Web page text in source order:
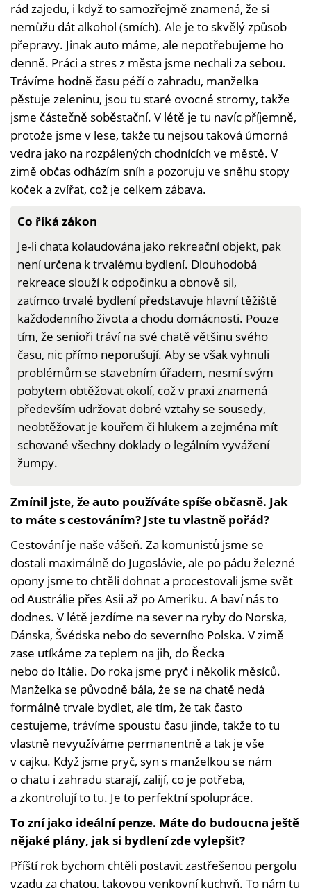
rád zajedu, i když to samozřejmě znamená, že si
nemůžu dát alkohol (smích). Ale je to skvělý způsob
přepravy. Jinak auto máme, ale nepotřebujeme ho
denně. Práci a stres z města jsme nechali za sebou.
Trávíme hodně času péčí o zahradu, manželka
pěstuje zeleninu, jsou tu staré ovocné stromy, takže
jsme částečně soběstační. V létě je tu navíc příjemně,
protože jsme v lese, takže tu nejsou taková úmorná
vedra jako na rozpálených chodnících ve městě. V
zimě občas odházím sníh a pozoruju ve sněhu stopy
koček a zvířat, což je celkem zábava.
Co říká zákon
Je-li chata kolaudována jako rekreační objekt, pak
není určena k trvalému bydlení. Dlouhodobá
rekreace slouží k odpočinku a obnově sil,
zatímco trvalé bydlení představuje hlavní těžiště
každodenního života a chodu domácnosti. Pouze
tím, že senioři tráví na své chatě většinu svého
času, nic přímo neporušují. Aby se však vyhnuli
problémům se stavebním úřadem, nesmí svým
pobytem obtěžovat okolí, což v praxi znamená
především udržovat dobré vztahy se sousedy,
neobtěžovat je kouřem či hlukem a zejména mít
schované všechny doklady o legálním vyvážení
žumpy.
Zmínil jste, že auto používáte spíše občasně. Jak
to máte s cestováním? Jste tu vlastně pořád?
Cestování je naše vášeň. Za komunistů jsme se
dostali maximálně do Jugoslávie, ale po pádu železné
opony jsme to chtěli dohnat a procestovali jsme svět
od Austrálie přes Asii až po Ameriku. A baví nás to
dodnes. V létě jezdíme na sever na ryby do Norska,
Dánska, Švédska nebo do severního Polska. V zimě
zase utíkáme za teplem na jih, do Řecka
nebo do Itálie. Do roka jsme pryč i několik měsíců.
Manželka se původně bála, že se na chatě nedá
formálně trvale bydlet, ale tím, že tak často
cestujeme, trávíme spoustu času jinde, takže to tu
vlastně nevyužíváme permanentně a tak je vše
v cajku. Když jsme pryč, syn s manželkou se nám
o chatu i zahradu starají, zalijí, co je potřeba,
a zkontrolují to tu. Je to perfektní spolupráce.
To zní jako ideální penze. Máte do budoucna ještě
nějaké plány, jak si bydlení zde vylepšit?
Příští rok bychom chtěli postavit zastřešenou pergolu
vzadu za chatou, takovou venkovní kuchyň. To nám tu